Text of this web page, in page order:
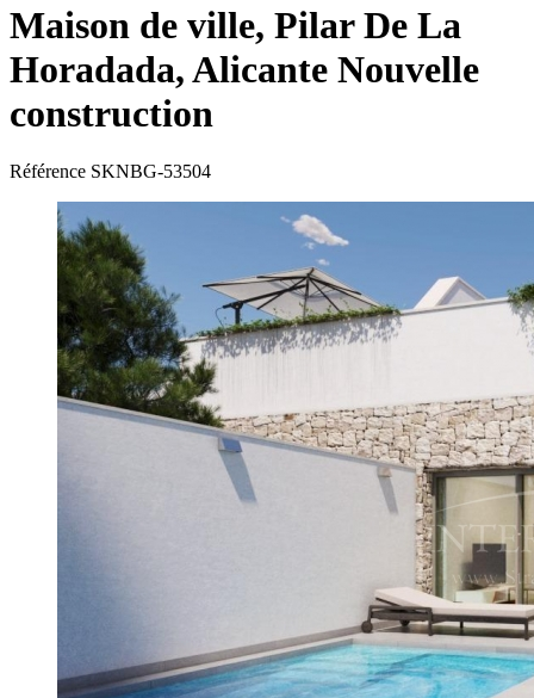
Maison de ville, Pilar De La
Horadada, Alicante Nouvelle
construction
Référence SKNBG-53504